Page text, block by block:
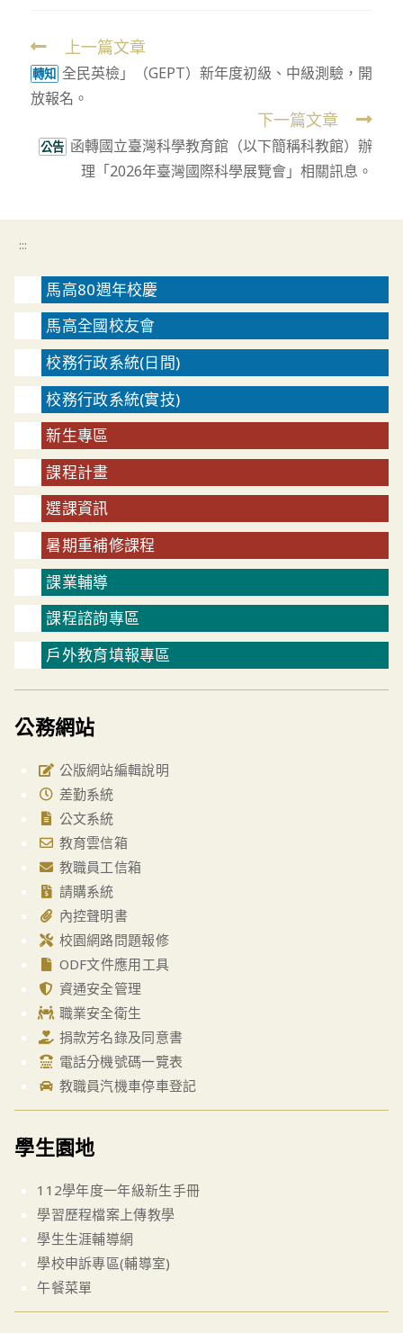
Read
more
articles
上一篇文章
轉知 全民英檢」（GEPT）新年度初級、中級測驗，開
放報名。
下一篇文章
公告 函轉國立臺灣科學教育館（以下簡稱科教館）辦
理「2026年臺灣國際科學展覽會」相關訊息。
:::
馬高80週年校慶
馬高全國校友會
校務行政系統(日間)
校務行政系統(實技)
新生專區
課程計畫
選課資訊
暑期重補修課程
課業輔導
課程諮詢專區
戶外教育填報專區
公務網站
公版網站編輯說明
差勤系統
公文系統
教育雲信箱
教職員工信箱
請購系統
內控聲明書
校園網路問題報修
ODF文件應用工具
資通安全管理
職業安全衛生
捐款芳名錄及同意書
電話分機號碼一覽表
教職員汽機車停車登記
學生園地
112學年度一年級新生手冊
學習歷程檔案上傳教學
學生生涯輔導網
學校申訴專區(輔導室)
午餐菜單